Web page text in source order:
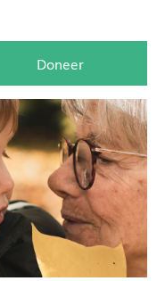
Doneer